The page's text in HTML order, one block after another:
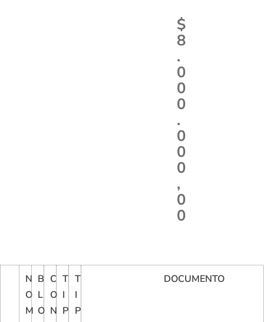
$
8
.
0
0
0
.
0
0
0
,
0
0
N
O
M
B
L
O
C
O
N
T
I
P
T
I
P
DOCUMENTO